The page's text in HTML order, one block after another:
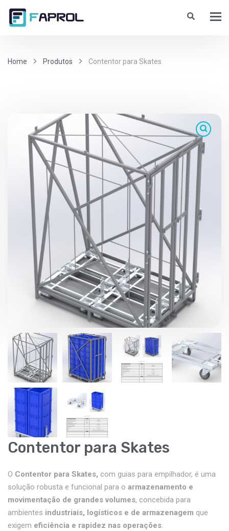
Home Produtos Contentor para Skates
Contentor para Skates
O Contentor para Skates, com guias para empilhador, é uma
solução robusta e funcional para o armazenamento e
movimentação de grandes volumes, concebida para
ambientes industriais, logísticos e de armazenagem que
exigem eficiência e rapidez nas operações.